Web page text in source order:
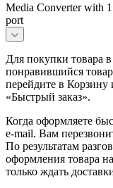
Media Converter with
port
Для покупки товара
понравившийся
перейдите в
«Быстрый заказ».
Когда оформляете
e-mail. Вам
По результатам
оформления товара
только ждать